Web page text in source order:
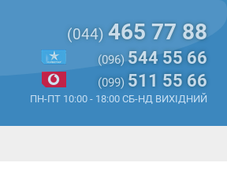
(044) 465 77 88
(096) 544 55 66
(099) 511 55 66
ПН-ПТ 10:00 - 18:00 СБ-НД ВИХІДНИЙ